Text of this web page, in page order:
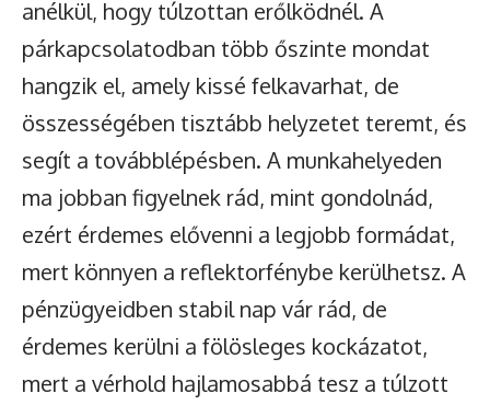
anélkül, hogy túlzottan erőlködnél. A
párkapcsolatodban több őszinte mondat
hangzik el, amely kissé felkavarhat, de
összességében tisztább helyzetet teremt, és
segít a továbblépésben. A munkahelyeden
ma jobban figyelnek rád, mint gondolnád,
ezért érdemes elővenni a legjobb formádat,
mert könnyen a reflektorfénybe kerülhetsz. A
pénzügyeidben stabil nap vár rád, de
érdemes kerülni a fölösleges kockázatot,
mert a vérhold hajlamosabbá tesz a túlzott